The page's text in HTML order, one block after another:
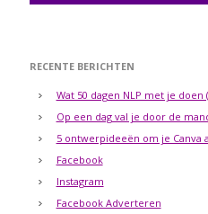
RECENTE BERICHTEN
Wat 50 dagen NLP met je
Op een dag val je door de
5 ontwerpideeën om je
Facebook
Instagram
Facebook Adverteren